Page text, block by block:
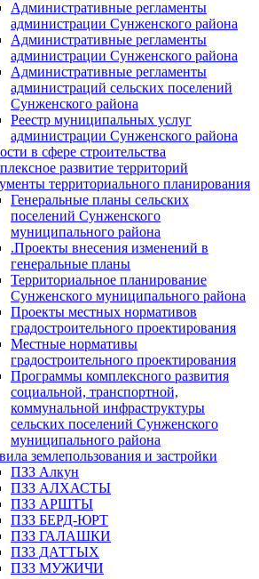
Административные регламенты
администрации Сунженского района
Административные регламенты
администрации Сунженского района
Административные регламенты
администраций сельских поселений
Сунженского района
Реестр муниципальных услуг
администрации Сунженского района
в сфере строительства
развитие территорий
территориального планирования
Генеральные планы сельских
поселений Сунженского
муниципального района
.Проекты внесения изменений в
генеральные планы
Территориальное планирование
Сунженского муниципального района
Проекты местных нормативов
градостроительного проектирования
Местные нормативы
градостроительного проектирования
Программы комплексного развития
социальной, транспортной,
коммунальной инфраструктуры
сельских поселений Сунженского
муниципального района
землепользования и застройки
ПЗЗ Алкун
ПЗЗ АЛХАСТЫ
ПЗЗ АРШТЫ
ПЗЗ БЕРД-ЮРТ
ПЗЗ ГАЛАШКИ
ПЗЗ ДАТТЫХ
ПЗЗ МУЖИЧИ